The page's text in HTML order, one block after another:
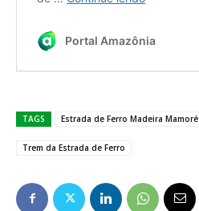
TAGS Estrada de Ferro Madeira Mamoré
Trem da Estrada de Ferro